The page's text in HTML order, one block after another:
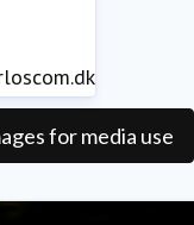
for media use